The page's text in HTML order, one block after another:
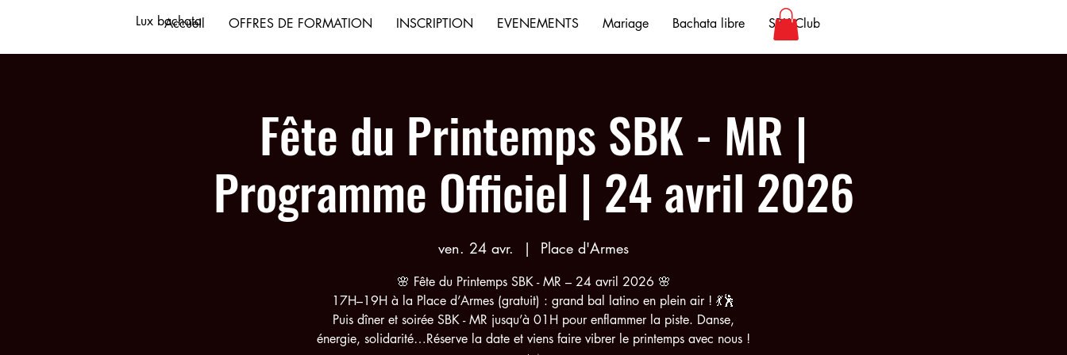
Lux bachata
Accueil OFFRES DE FORMATION INSCRIPTION EVENEMENTS Mariage Bachata libre SBK Club
Fête du Printemps SBK - MR |
Programme Officiel | 24 avril 2026
ven. 24 avr.
  |
Place d'Armes
🌸 Fête du Printemps SBK - MR – 24 avril 2026 🌸
17H–19H à la Place d’Armes (gratuit) : grand bal latino en plein air ! 💃🕺
Puis dîner et soirée SBK - MR jusqu’à 01H pour enflammer la piste. Danse,
énergie, solidarité…Réserve la date et viens faire vibrer le printemps avec nous !